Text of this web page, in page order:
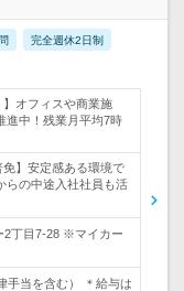
完全週休2日制
】オフィスや商業施
進中！残業月平均7時
】安定感ある環境で
らの中途入社社員も活
2丁目7-28 ※マイカー
手当を含む） ＊給与は